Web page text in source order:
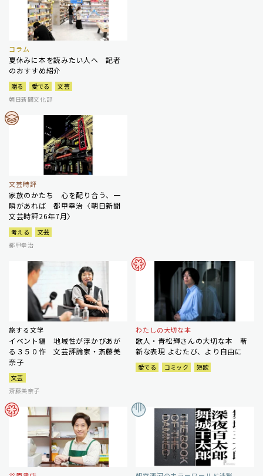
コラム
夏休みに本を読みたい人へ 記者
のおすすめ紹介
贈る 愛でる
文芸
朝日新聞文化部
文芸時評
家族のかたち 心を配り合う、一
瞬があれば 都甲幸治〈朝日新聞
文芸時評26年7月〉
考える
文芸
都甲幸治
旅する文学
イベント編 地域性が浮かびあが
る３５０作 文芸評論家・斎藤美
奈子
文芸
斎藤美奈子
わたしの大切な本
歌人・青松輝さんの大切な本 斬
新な表現 よむたび、より自由に
愛でる コミック 短歌